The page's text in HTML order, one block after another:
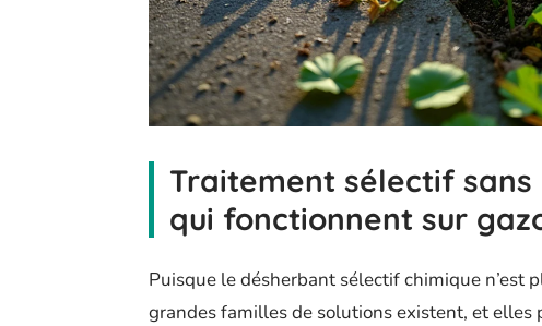
Traitement sélectif
qui fonctionnent sur
Puisque le désherbant sélectif chimique n’est
grandes familles de solutions existent, et elles